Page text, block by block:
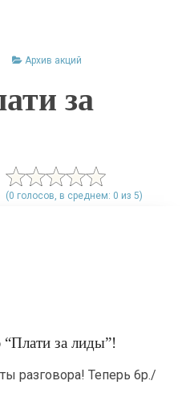
Архив акций
за
(0 голосов, в среднем: 0 из 5)
за лиды”!
разговора! Теперь 6р./